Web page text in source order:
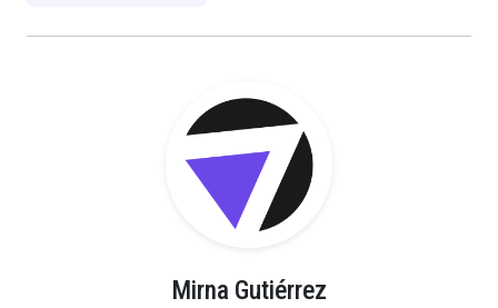
Mirna Gutiérrez